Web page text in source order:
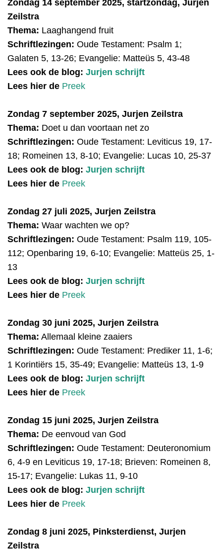
Zondag 14 september 2025, startzondag, Jurjen
Zeilstra
Thema: Laaghangend fruit
Schriftlezingen: Oude Testament: Psalm 1;
Galaten 5, 13-26; Evangelie: Matteüs 5, 43-48
Lees ook de blog: Jurjen schrijft
Lees hier de Preek
Zondag 7 september 2025, Jurjen Zeilstra
Thema: Doet u dan voortaan net zo
Schriftlezingen: Oude Testament: Leviticus 19, 17-
18; Romeinen 13, 8-10; Evangelie: Lucas 10, 25-37
Lees ook de blog: Jurjen schrijft
Lees hier de Preek
Zondag 27 juli 2025, Jurjen Zeilstra
Thema: Waar wachten we op?
Schriftlezingen: Oude Testament: Psalm 119, 105-
112; Openbaring 19, 6-10; Evangelie: Matteüs 25, 1-
13
Lees ook de blog: Jurjen schrijft
Lees hier de Preek
Zondag 30 juni 2025, Jurjen Zeilstra
Thema: Allemaal kleine zaaiers
Schriftlezingen: Oude Testament: Prediker 11, 1-6;
1 Korintiërs 15, 35-49; Evangelie: Matteüs 13, 1-9
Lees ook de blog: Jurjen schrijft
Lees hier de Preek
Zondag 15 juni 2025, Jurjen Zeilstra
Thema: De eenvoud van God
Schriftlezingen: Oude Testament: Deuteronomium
6, 4-9 en Leviticus 19, 17-18; Brieven: Romeinen 8,
15-17; Evangelie: Lukas 11, 9-10
Lees ook de blog: Jurjen schrijft
Lees hier de Preek
Zondag 8 juni 2025, Pinksterdienst, Jurjen
Zeilstra